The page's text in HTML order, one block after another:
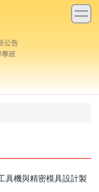
公告
專班
具機與精密模具設計製